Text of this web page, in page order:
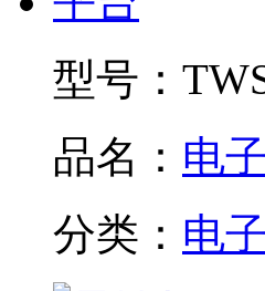
型号：
品名： 电
分类： 电